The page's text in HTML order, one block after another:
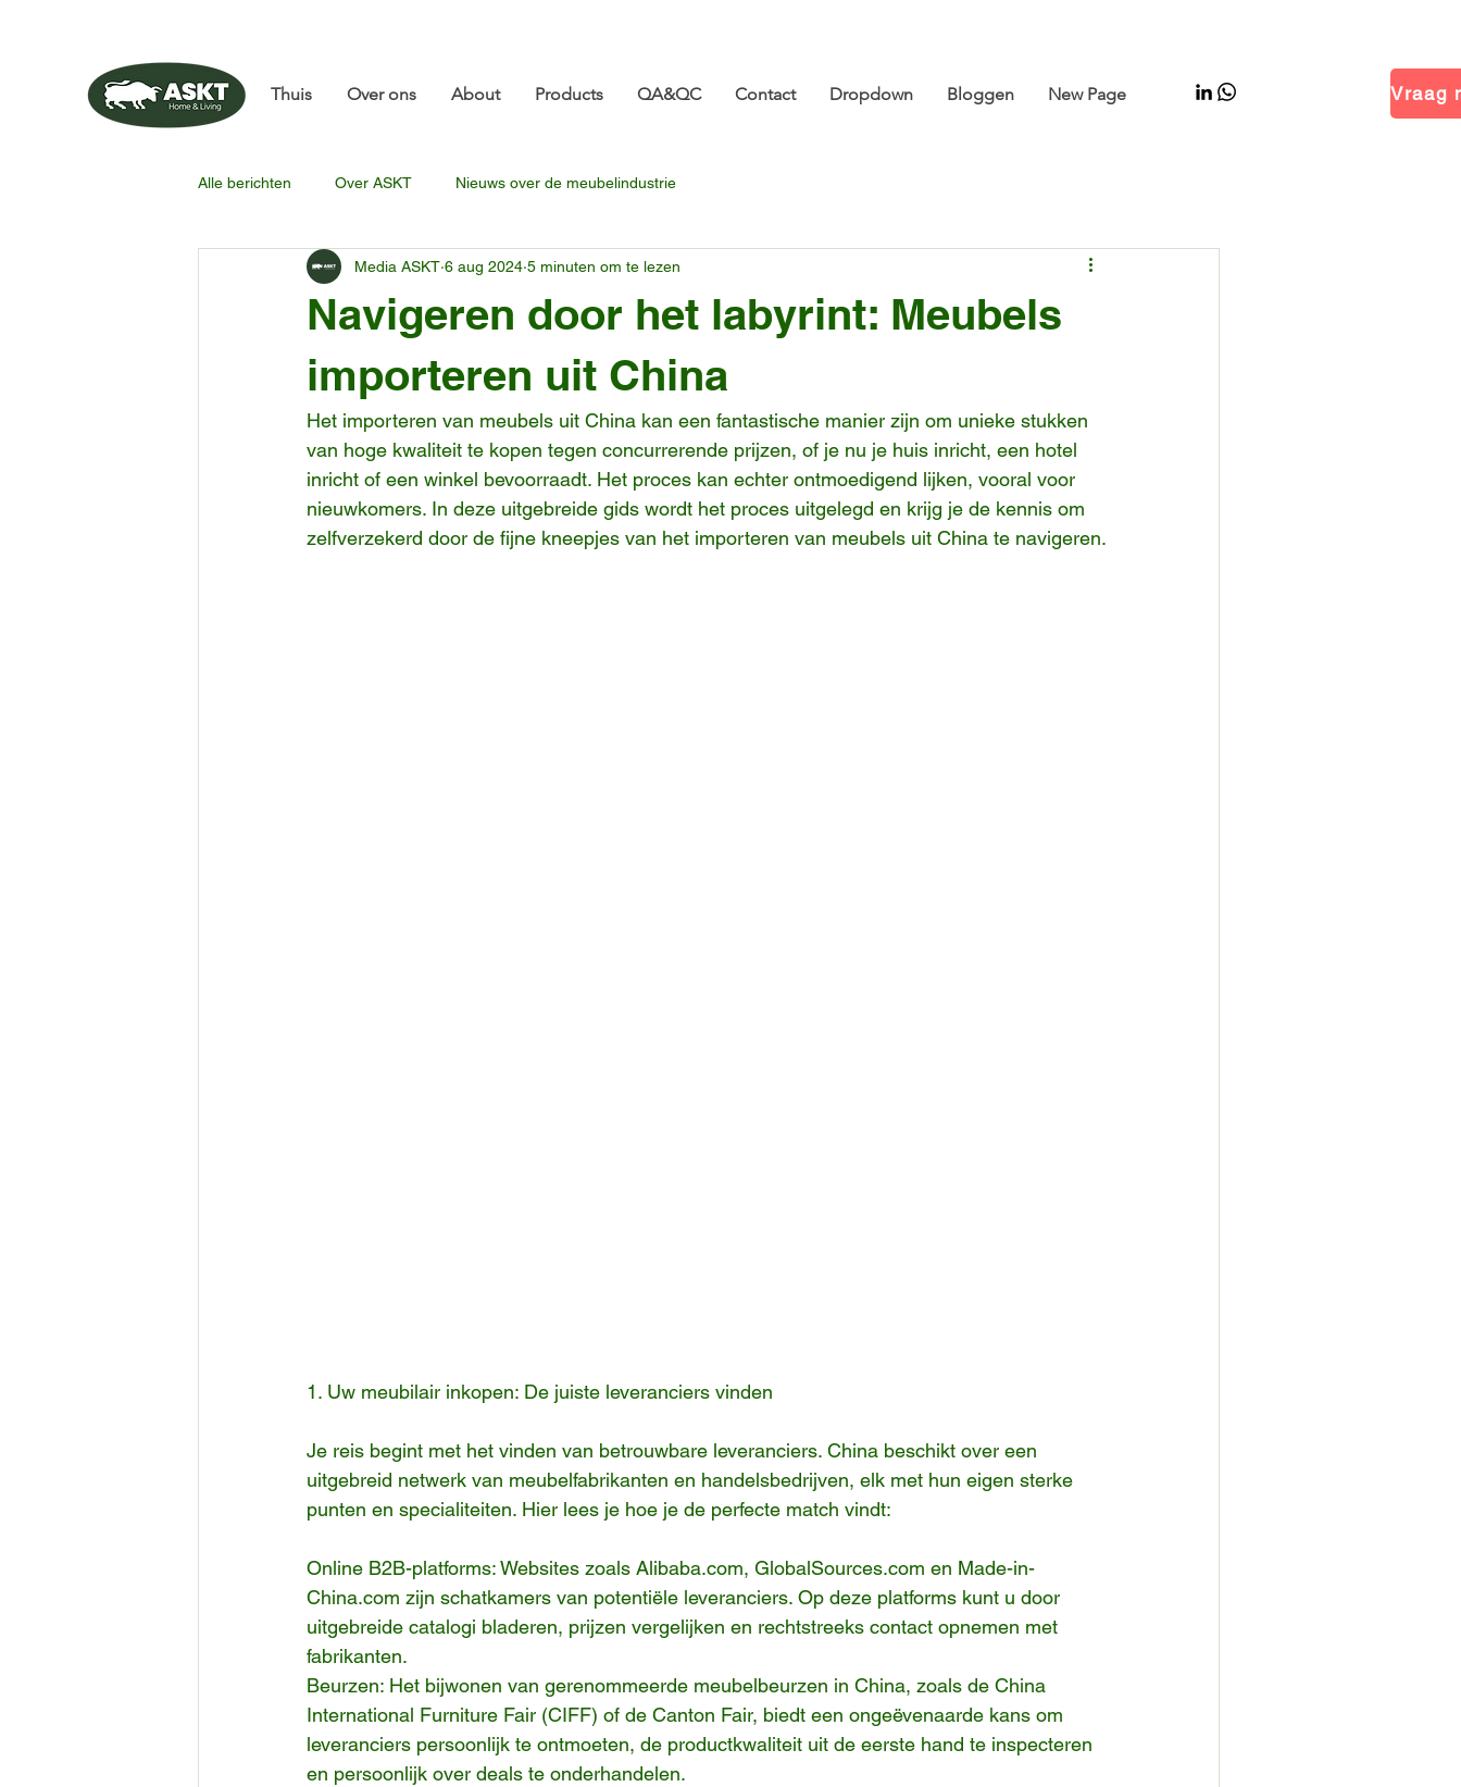
Thuis Over ons About Products QA&QC Contact Dropdown Bloggen New Page
Alle berichten Over ASKT Nieuws over de meubelindustrie
Navigeren door het labyrint: Meubels
importeren uit China
Media ASKT 6 aug 2024 5 minuten om te lezen
Het importeren van meubels uit China kan een fantastische manier zijn om unieke stukken
van hoge kwaliteit te kopen tegen concurrerende prijzen, of je nu je huis inricht, een hotel
inricht of een winkel bevoorraadt. Het proces kan echter ontmoedigend lijken, vooral voor
nieuwkomers. In deze uitgebreide gids wordt het proces uitgelegd en krijg je de kennis om
zelfverzekerd door de fijne kneepjes van het importeren van meubels uit China te navigeren.
1. Uw meubilair inkopen: De juiste leveranciers vinden
Je reis begint met het vinden van betrouwbare leveranciers. China beschikt over een
uitgebreid netwerk van meubelfabrikanten en handelsbedrijven, elk met hun eigen sterke
punten en specialiteiten. Hier lees je hoe je de perfecte match vindt:
Online B2B-platforms: Websites zoals Alibaba.com, GlobalSources.com en Made-in-
China.com zijn schatkamers van potentiële leveranciers. Op deze platforms kunt u door
uitgebreide catalogi bladeren, prijzen vergelijken en rechtstreeks contact opnemen met
fabrikanten.
Beurzen: Het bijwonen van gerenommeerde meubelbeurzen in China, zoals de China
International Furniture Fair (CIFF) of de Canton Fair, biedt een ongeëvenaarde kans om
leveranciers persoonlijk te ontmoeten, de productkwaliteit uit de eerste hand te inspecteren
en persoonlijk over deals te onderhandelen.